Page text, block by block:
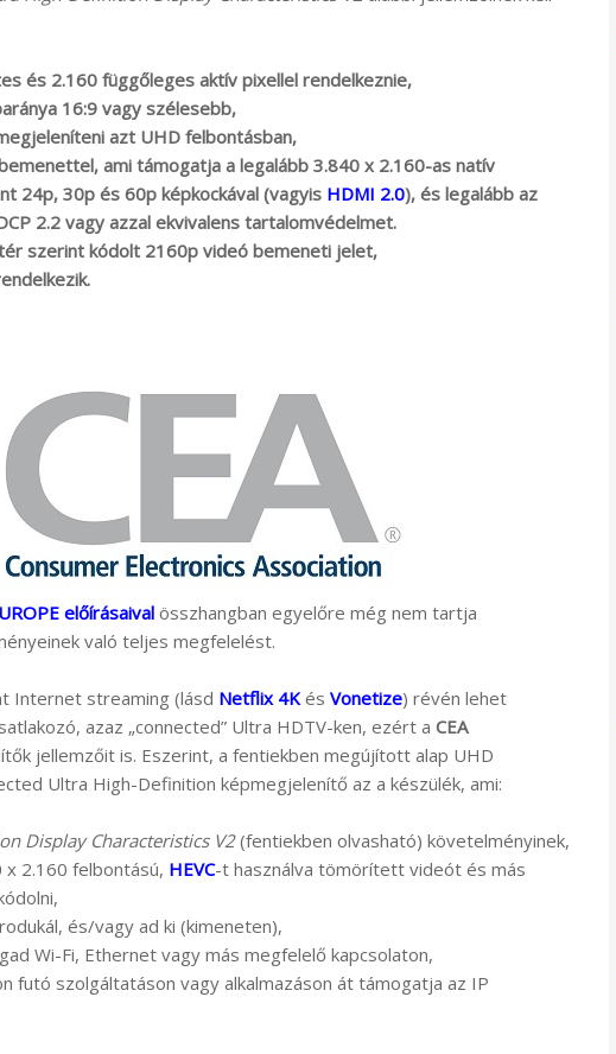
és 2.160 függőleges aktív pixellel rendelkeznie,
16:9 vagy szélesebb,
azt UHD felbontásban,
ami támogatja a legalább 3.840 x 2.160-as natív
24p, 30p és 60p képkockával (vagyis HDMI 2.0), és legalább az
2.2 vagy azzal ekvivalens tartalomvédelmet.
szerint kódolt 2160p videó bemeneti jelet,
előírásaivalösszhangban egyelőre még nem tartja
való teljes megfelelést.
Internet streaming (lásd Netflix 4Kés Vonetize) révén lehet
azaz „connected” Ultra HDTV-ken, ezért a CEA
jellemzőit is. Eszerint, a fentiekben megújított alap UHD
Ultra High-Definition képmegjelenítő az a készülék, ami:
Display Characteristics V2(fentiekben olvasható) követelményinek,
2.160 felbontású, HEVC-t használva tömörített videót és más
és/vagy ad ki (kimeneten),
Wi-Fi, Ethernet vagy más megfelelő kapcsolaton,
futó szolgáltatáson vagy alkalmazáson át támogatja az IP